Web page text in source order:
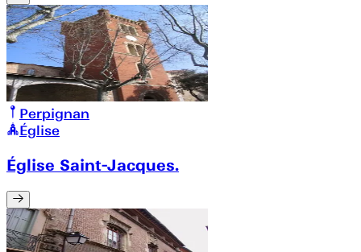
Perpignan
Église
Église Saint-Jacques.